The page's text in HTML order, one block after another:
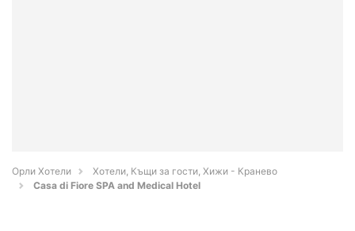
Орли Хотели
Хотели, Къщи за гости, Хижи - Кранево
Casa di Fiore SPA and Medical Hotel